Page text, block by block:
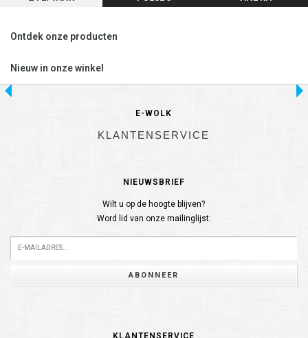
Ontdek onze producten
Nieuw in onze winkel
E-WOLK
KLANTENSERVICE
NIEUWSBRIEF
Wilt u op de hoogte blijven?
Word lid van onze mailinglijst:
ABONNEER
KLANTENSERVICE